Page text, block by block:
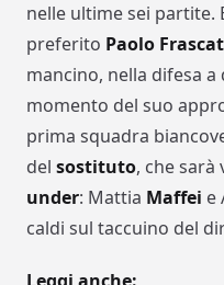
nelle ultime sei partite.
preferito Paolo
mancino, nella difesa
momento del suo
prima squadra
del sostituto, che
under: Mattia Maffei e
caldi sul taccuino del